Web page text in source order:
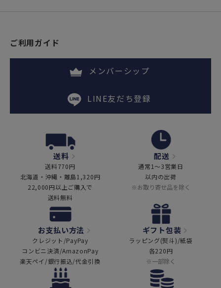
ご利用ガイド
メンバーシップ
LINE友だち登録
送料
送料770円
北海道・沖縄・離島1,320円
22,000円以上ご購入で
送料無料
配送
通常1～3営業日
以内の出荷
※お取り寄せ品を除く
お支払い方法
クレジット/PayPay
コンビニ決済/AmazonPay
楽天ペイ/銀行振込/代金引換
ギフト包装
ラッピング(熨斗)/紙袋
各220円
※一部除く